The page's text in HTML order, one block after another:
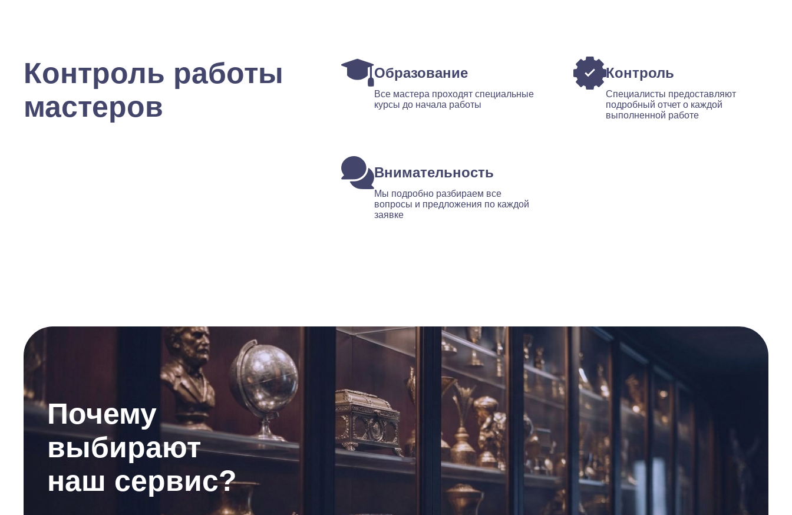
Контроль работы
мастеров
Образование
Все мастера проходят специальные
курсы до начала работы
Контроль
Специалисты предоставляют
подробный отчет о каждой
выполненной работе
Внимательность
Мы подробно разбираем все
вопросы и предложения по каждой
заявке
Почему
выбирают
наш сервис?